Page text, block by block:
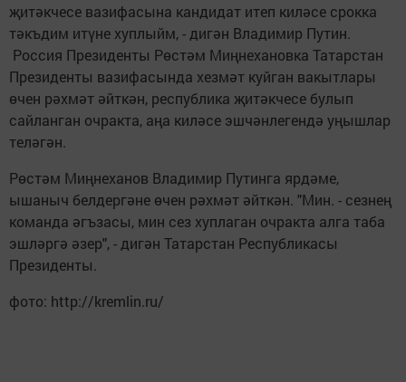
җитәкчесе вазифасына кандидат итеп киләсе срокка
тәкъдим итүне хуплыйм, - дигән Владимир Путин.
Россия Президенты Рөстәм Миңнехановка Татарстан
Президенты вазифасында хезмәт куйган вакытлары
өчен рәхмәт әйткән, республика җитәкчесе булып
сайланган очракта, аңа киләсе эшчәнлегендә уңышлар
теләгән.
Рөстәм Миңнеханов Владимир Путинга ярдәме,
ышаныч белдергәне өчен рәхмәт әйткән. "Мин. - сезнең
команда әгъзасы, мин сез хуплаган очракта алга таба
эшләргә әзер", - дигән Татарстан Республикасы
Президенты.
фото: http://kremlin.ru/